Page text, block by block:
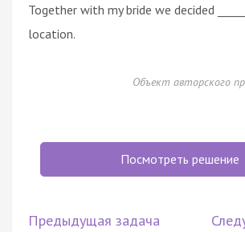
Together with my bride we decided
location.
Объект авторского
Посмотреть решение
Предыдущая задача